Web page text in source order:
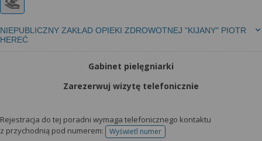
NIEPUBLICZNY ZAKŁAD OPIEKI ZDROWOTNEJ "KIJANY" PIOTR
HEREĆ
Gabinet pielęgniarki
Zarezerwuj wizytę telefonicznie
Rejestracja do tej poradni wymaga telefonicznego kontaktu
z przychodnią pod numerem:
Wyświetl numertelefonu do rejestracji